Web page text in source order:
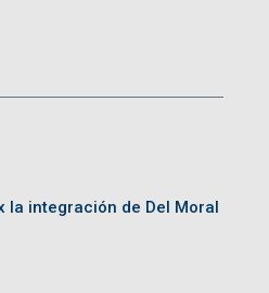
la integración de Del Moral